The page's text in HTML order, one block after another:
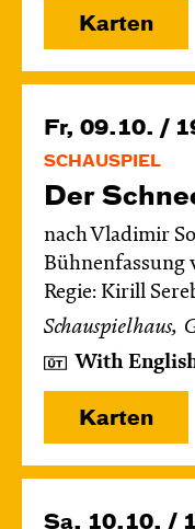
Karten
Fr, 09.10. /
SCHAUSPIEL
Der
nach Vladimir
Bühnenfassung
Regie: Kirill
Schauspielhaus,
With
Karten
Sa, 10.10. /